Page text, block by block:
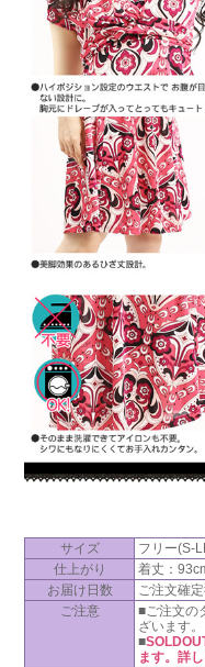
サイズ
フリー(S-
仕上がり
着丈：
お届け日数
ご注文確
ご注意
■ご注文の
ざいます。
■
ます。詳